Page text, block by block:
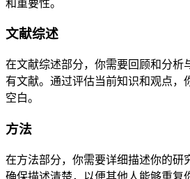
和重要性。
文献综述
在文献综述部分，你需要回顾和分析
有文献。通过评估当前知识和观点，
空白。
方法
在方法部分，你需要详细描述你的研
确保描述清楚，以便其他人能够重复